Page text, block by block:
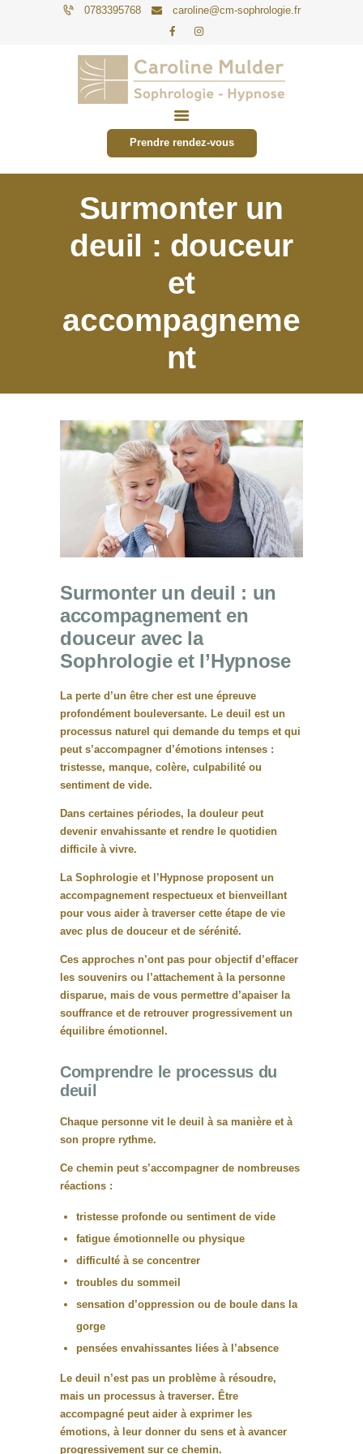
0783395768 caroline@cm-sophrologie.fr
Prendre rendez-vous
Surmonter un
deuil : douceur
et
accompagneme
nt
PARTICULIERS
ENTREPRISES
TARIFS
ACTUALITÉS
CONTACT
Surmonter un deuil : un
accompagnement en
douceur avec la
Sophrologie et l’Hypnose
La perte d’un être cher est une épreuve
profondément bouleversante. Le deuil est un
processus naturel qui demande du temps et qui
peut s’accompagner d’émotions intenses :
tristesse, manque, colère, culpabilité ou
sentiment de vide.
Dans certaines périodes, la douleur peut
devenir envahissante et rendre le quotidien
difficile à vivre.
La Sophrologie et l’Hypnose proposent un
accompagnement respectueux et bienveillant
pour vous aider à traverser cette étape de vie
avec plus de douceur et de sérénité.
Ces approches n’ont pas pour objectif d’effacer
les souvenirs ou l’attachement à la personne
disparue, mais de vous permettre d’apaiser la
souffrance et de retrouver progressivement un
équilibre émotionnel .
Comprendre le processus du
deuil
Chaque personne vit le deuil à sa manière et à
son propre rythme.
Ce chemin peut s’accompagner de nombreuses
réactions :
tristesse profonde ou sentiment de vide
fatigue émotionnelle ou physique
difficulté à se concentrer
troubles du sommeil
sensation d’oppression ou de boule dans la
gorge
pensées envahissantes liées à l’absence
Le deuil n’est pas un problème à résoudre,
mais un processus à traverser. Être
accompagné peut aider à exprimer les
émotions, à leur donner du sens et à avancer
progressivement sur ce chemin.